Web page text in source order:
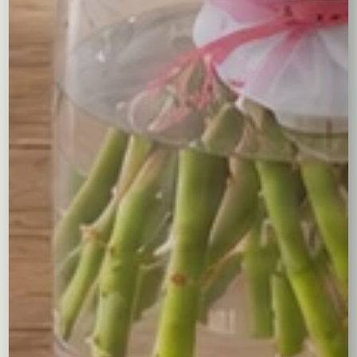
być zastąpiony innym.
Możesz lubić także…
Czerwone róże i
RAFFAELLO
175,00 zł
Wybierz opcje
Serduszko z różą
Wybierz opcje